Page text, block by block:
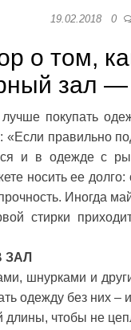
19.02.2018 0
о том,
зал
покупать
«Если правильно
и в одежде с
носить ее
Иногда
стирки
ЗАЛ
шнурками и
одежду без них –
чтобы не